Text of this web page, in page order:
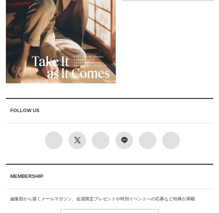
FOLLOW US
MEMBERSHIP
編集部から届くメールマガジン、会員限定プレゼントや特別イベントへの応募など特典が満載